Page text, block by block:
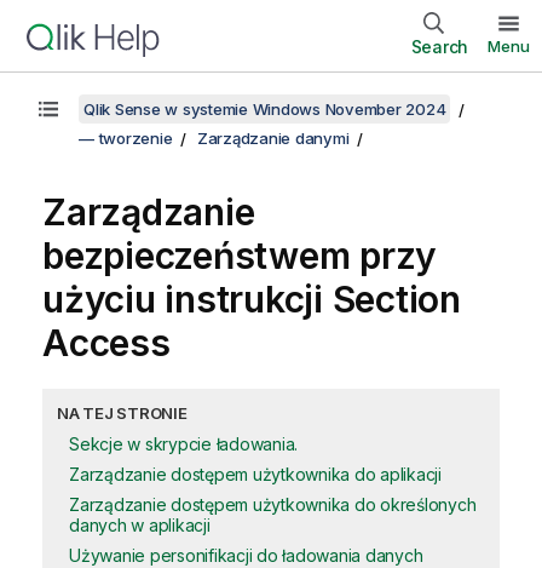
Search Menu
Qlik Sense w systemie Windows November 2024
— tworzenie
Zarządzanie danymi
Zarządzanie
bezpieczeństwem przy
użyciu instrukcji Section
Access
NA TEJ STRONIE
Sekcje w skrypcie ładowania.
Zarządzanie dostępem użytkownika do aplikacji
Zarządzanie dostępem użytkownika do określonych
danych w aplikacji
Używanie personifikacji do ładowania danych